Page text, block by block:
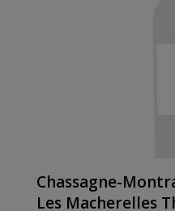
Chassagne-
Les Macherelles